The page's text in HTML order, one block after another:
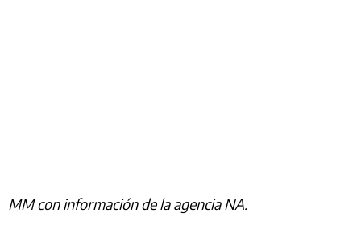
MM con información de la agencia NA.